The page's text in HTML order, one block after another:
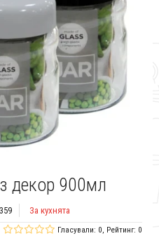
декор 900мл
За кухнята
Гласували: 0, Рейтинг: 0